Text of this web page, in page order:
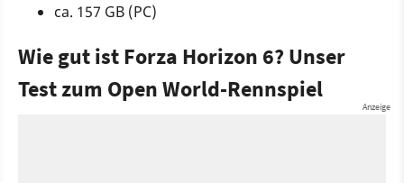
ca. 157 GB (PC)
Wie gut ist Forza Horizon 6? Unser
Test zum Open World-Rennspiel